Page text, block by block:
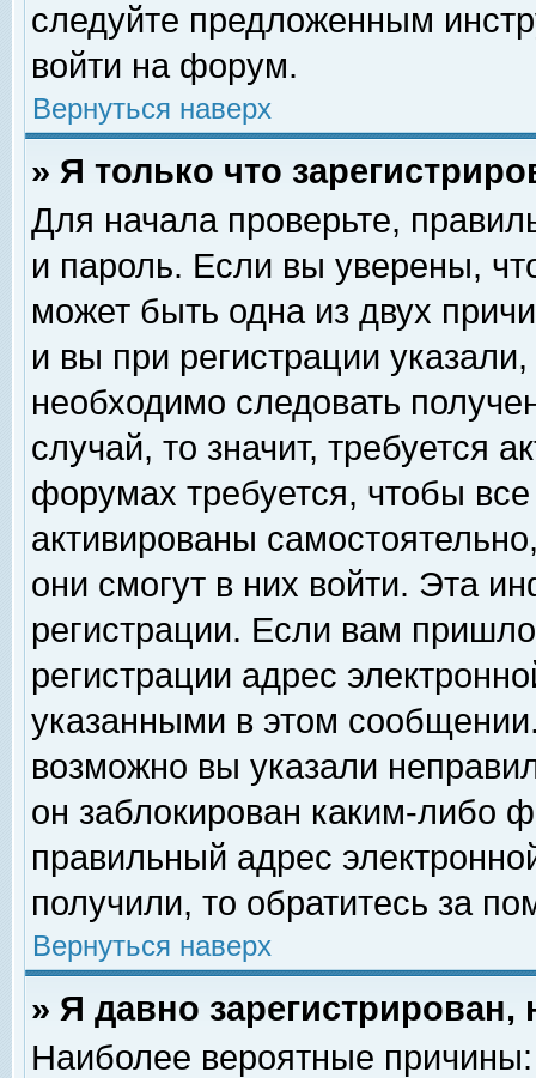
следуйте предложенным
войти на форум.
Вернуться наверх
» Я только что
Для начала проверьте,
и пароль. Если вы уверены,
может быть одна из двух
и вы при регистрации
необходимо следовать
случай, то значит, требуется
форумах требуется, чтобы
активированы
они смогут в них войти. Эта
регистрации. Если вам
регистрации адрес
указанными в этом
возможно вы указали
он заблокирован каким-либо
правильный адрес
получили, то обратитесь за
Вернуться наверх
» Я давно
Наиболее вероятные